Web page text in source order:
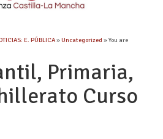
E. PÚBLICA»Uncategorized » You are
Primaria,
Curso